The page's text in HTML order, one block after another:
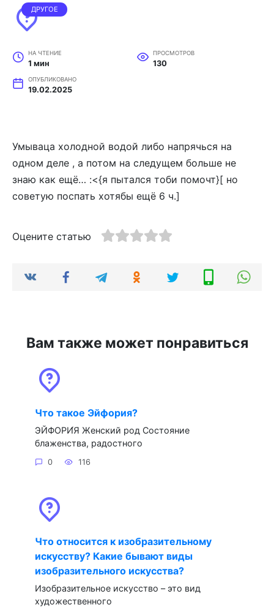
ДРУГОЕ
НА ЧТЕНИЕ
1 мин
ПРОСМОТРОВ
130
ОПУБЛИКОВАНО
19.02.2025
Умываца холодной водой либо напрячься на
одном деле , а потом на следущем больше не
знаю как ещё… :<{я пытался тоби помочт}[ но
советую поспать хотябы ещё 6 ч.]
Оцените статью
Вам также может понравиться
Что такое Эйфория?
ЭЙФОРИ́Я Женский род Состояние
блаженства, радостного
0 116
Что относится к изобразительному
искусству? Какие бывают виды
изобразительного искусства?
Изобразительное искусство – это вид
художественного